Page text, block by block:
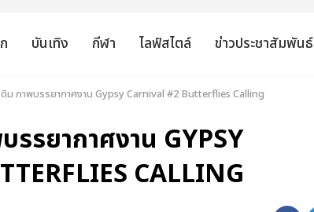
บันเทิง กีฬา ไลฟ์สไตล์ ข่าวประชาสัมพันธ์
ดิม ภาพบรรยากาศงาน Gypsy Carnival #2 Butterflies Calling
รยากาศงาน GYPSY
CALLING